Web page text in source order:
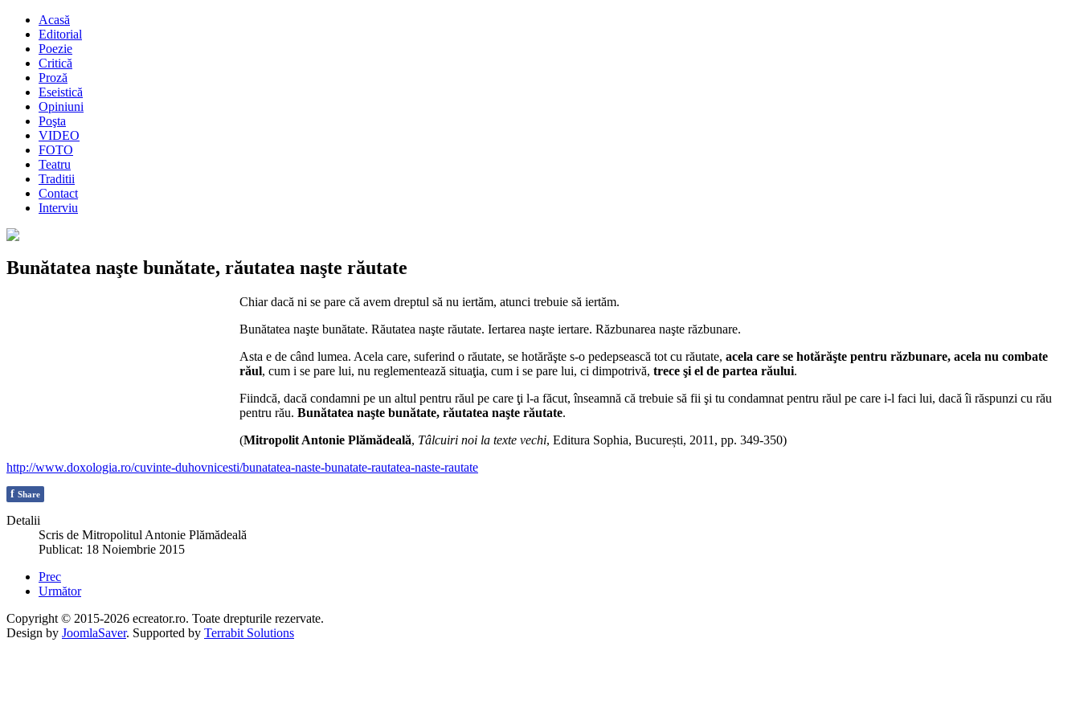
Acasă
Editorial
Poezie
Critică
Proză
Eseistică
Opiniuni
Poşta
VIDEO
FOTO
Teatru
Traditii
Contact
Interviu
Bunătatea naşte bunătate, răutatea naşte răutate
Chiar dacă ni se pare că avem dreptul să nu iertăm, atunci trebuie să iertăm.
Bunătatea naşte bunătate. Răutatea naşte răutate. Iertarea naşte iertare. Răzbunarea naşte răzbunare.
Asta e de când lumea. Acela care, suferind o răutate, se hotărăşte s-o pedepsească tot cu răutate, acela care se hotărăşte pentru răzbunare, acela nu combate
răul, cum i se pare lui, nu reglementează situaţia, cum i se pare lui, ci dimpotrivă, trece şi el de partea răului.
Fiindcă, dacă condamni pe un altul pentru răul pe care ţi l-a făcut, înseamnă că trebuie să fii şi tu condamnat pentru răul pe care i-l faci lui, dacă îi răspunzi cu rău
pentru rău. Bunătatea naşte bunătate, răutatea naşte răutate.
(Mitropolit Antonie Plămădeală, Tâlcuiri noi la texte vechi, Editura Sophia, București, 2011, pp. 349-350)
http://www.doxologia.ro/cuvinte-duhovnicesti/bunatatea-naste-bunatate-rautatea-naste-rautate
f Share
Detalii
Scris de Mitropolitul Antonie Plămădeală
Publicat: 18 Noiembrie 2015
Prec
Următor
Copyright © 2015-2026 ecreator.ro. Toate drepturile rezervate.
Design by JoomlaSaver. Supported by Terrabit Solutions